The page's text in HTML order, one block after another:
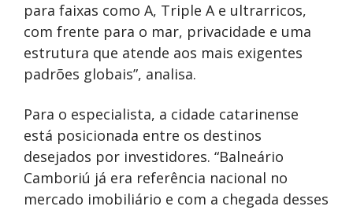
para faixas como A, Triple A e ultrarricos,
com frente para o mar, privacidade e uma
estrutura que atende aos mais exigentes
padrões globais”, analisa.
Para o especialista, a cidade catarinense
está posicionada entre os destinos
desejados por investidores. “Balneário
Camboriú já era referência nacional no
mercado imobiliário e com a chegada desses